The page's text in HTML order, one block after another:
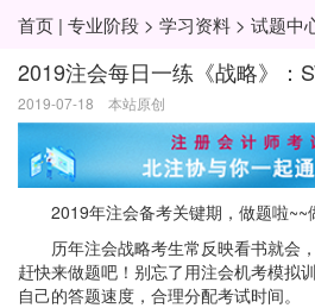
首页 | 专业阶段 > 学习资料 > 试题中
2019注会每日一练《战略》：
2019-07-18 本站原创
2019年注会备考关键期，做题啦~~
历年注会战略考生常反映看书就会，
赶快来做题吧！别忘了用注会机考模拟
自己的答题速度，合理分配考试时间。